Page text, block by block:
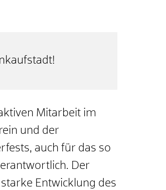
Mitarbeit im
und der
auch für das so
Der
Entwicklung des